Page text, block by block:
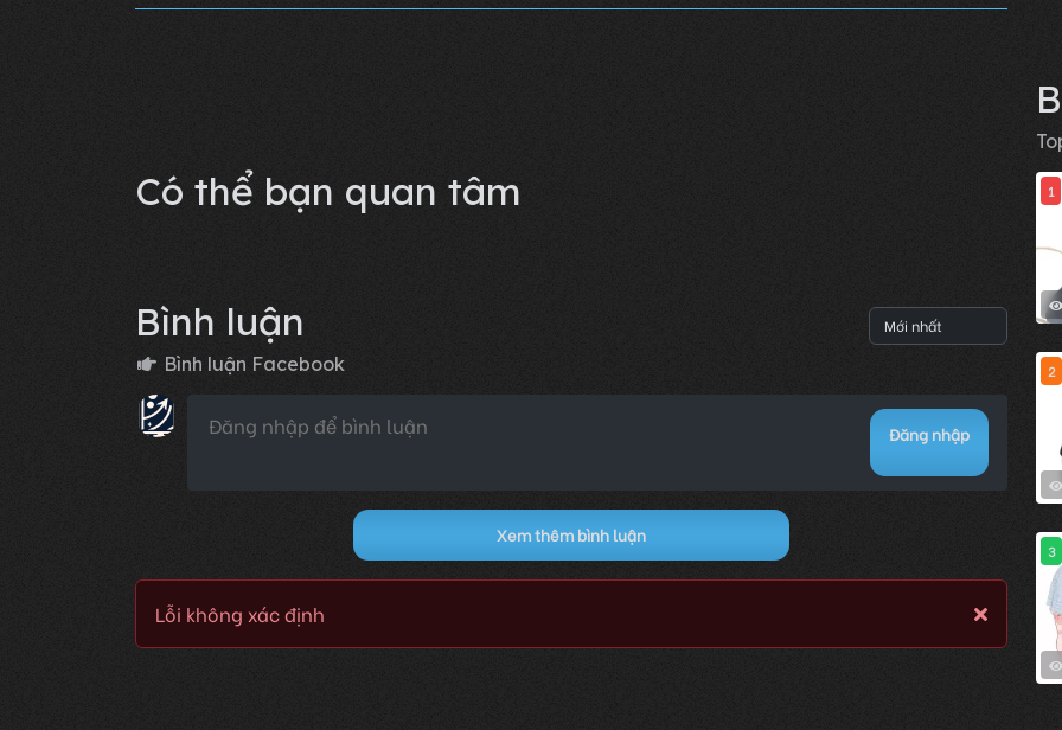
Có thể bạn quan tâm
Bình luận
Bình luận Facebook
Đăng nhập
Xem thêm bình luận
Lỗi không xác định
1
2
3